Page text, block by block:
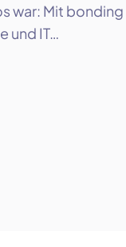
war: Mit bonding
und IT…